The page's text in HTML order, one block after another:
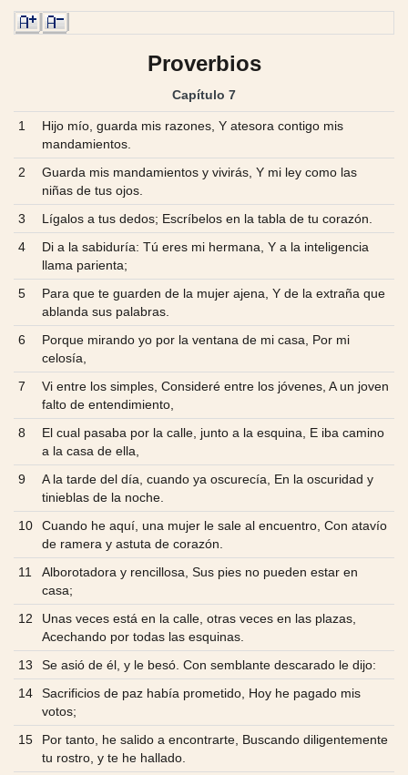
Proverbios
Capítulo 7
1
Hijo mío, guarda mis razones, Y atesora contigo mis
mandamientos.
2
Guarda mis mandamientos y vivirás, Y mi ley como las
niñas de tus ojos.
3
Lígalos a tus dedos; Escríbelos en la tabla de tu corazón.
4
Di a la sabiduría: Tú eres mi hermana, Y a la inteligencia
llama parienta;
5
Para que te guarden de la mujer ajena, Y de la extraña que
ablanda sus palabras.
6
Porque mirando yo por la ventana de mi casa, Por mi
celosía,
7
Vi entre los simples, Consideré entre los jóvenes, A un joven
falto de entendimiento,
8
El cual pasaba por la calle, junto a la esquina, E iba camino
a la casa de ella,
9
A la tarde del día, cuando ya oscurecía, En la oscuridad y
tinieblas de la noche.
10
Cuando he aquí, una mujer le sale al encuentro, Con atavío
de ramera y astuta de corazón.
11
Alborotadora y rencillosa, Sus pies no pueden estar en
casa;
12
Unas veces está en la calle, otras veces en las plazas,
Acechando por todas las esquinas.
13
Se asió de él, y le besó. Con semblante descarado le dijo:
14
Sacrificios de paz había prometido, Hoy he pagado mis
votos;
15
Por tanto, he salido a encontrarte, Buscando diligentemente
tu rostro, y te he hallado.